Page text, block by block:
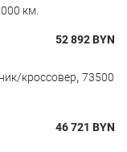
км.
52 892BYN
кроссовер, 73500
46 721 BYN